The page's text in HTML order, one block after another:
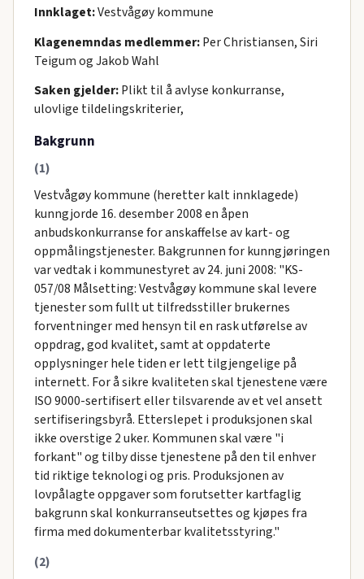
Innklaget:Vestvågøy kommune
Klagenemndas medlemmer:Per Christiansen, Siri
Teigum og Jakob Wahl
Saken gjelder:Plikt til å avlyse konkurranse,
ulovlige tildelingskriterier,
Bakgrunn
(1)
Vestvågøy kommune (heretter kalt innklagede)
kunngjorde 16. desember 2008 en åpen
anbudskonkurranse for anskaffelse av kart- og
oppmålingstjenester. Bakgrunnen for kunngjøringen
var vedtak i kommunestyret av 24. juni 2008: "KS-
057/08 Målsetting: Vestvågøy kommune skal levere
tjenester som fullt ut tilfredsstiller brukernes
forventninger med hensyn til en rask utførelse av
oppdrag, god kvalitet, samt at oppdaterte
opplysninger hele tiden er lett tilgjengelige på
internett. For å sikre kvaliteten skal tjenestene være
ISO 9000-sertifisert eller tilsvarende av et vel ansett
sertifiseringsbyrå. Etterslepet i produksjonen skal
ikke overstige 2 uker. Kommunen skal være "i
forkant" og tilby disse tjenestene på den til enhver
tid riktige teknologi og pris. Produksjonen av
lovpålagte oppgaver som forutsetter kartfaglig
bakgrunn skal konkurranseutsettes og kjøpes fra
firma med dokumenterbar kvalitetsstyring."
(2)